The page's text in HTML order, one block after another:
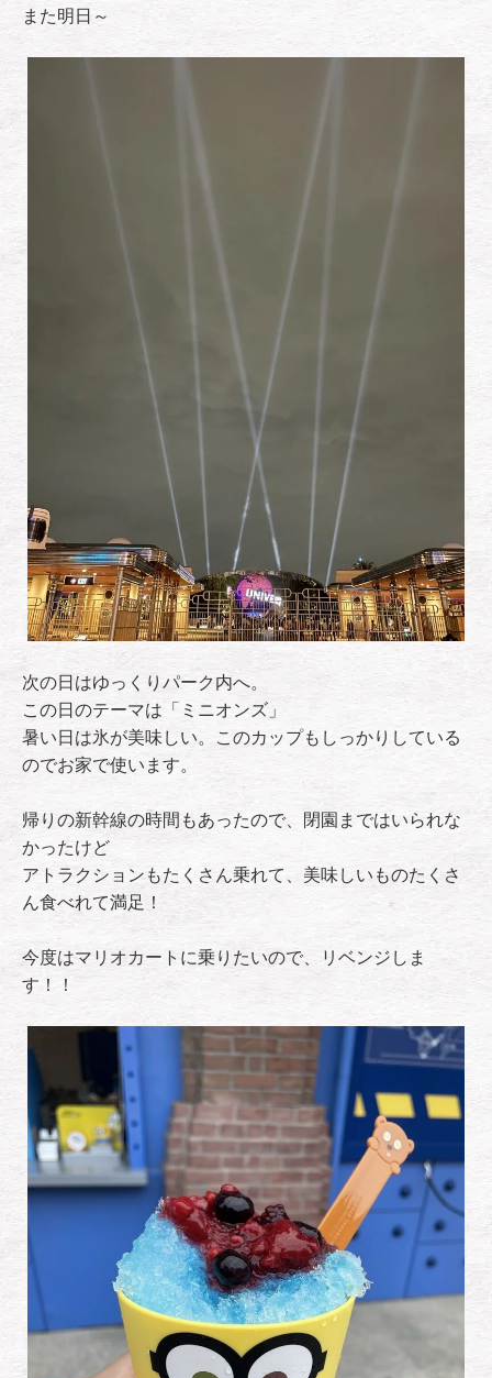
また明日～
次の日はゆっくりパーク内へ。
この日のテーマは「ミニオンズ」
暑い日は氷が美味しい。このカップもしっかりしている
のでお家で使います。
帰りの新幹線の時間もあったので、閉園まではいられな
かったけど
アトラクションもたくさん乗れて、美味しいものたくさ
ん食べれて満足！
今度はマリオカートに乗りたいので、リベンジしま
す！！